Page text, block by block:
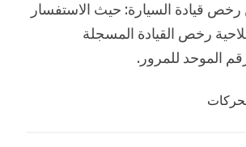
رخص قيادة السيارة: حيث الاستفسار
رخص القيادة المسجلة
الموحد للمرور.